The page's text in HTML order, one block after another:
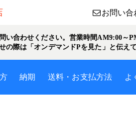
お問い合
い合わせください。営業時間AM9:00～
の際は「オンデマンドPを見た」と伝えて
納期 送料・お支払方法 よ